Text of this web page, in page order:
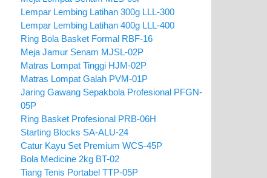
Lempar Lembing Latihan 300g LLL-300
Lempar Lembing Latihan 400g LLL-400
Ring Bola Basket Formal RBF-16
Meja Jamur Senam MJSL-02P
Matras Lompat Tinggi HJM-02P
Matras Lompat Galah PVM-01P
Jaring Gawang Sepakbola Profesional PFGN-
05P
Ring Basket Profesional PRB-06H
Starting Blocks SA-ALU-24
Catur Kayu Set Premium WCS-45P
Bola Medicine 2kg BT-02
Tiang Tenis Portabel TTP-05P